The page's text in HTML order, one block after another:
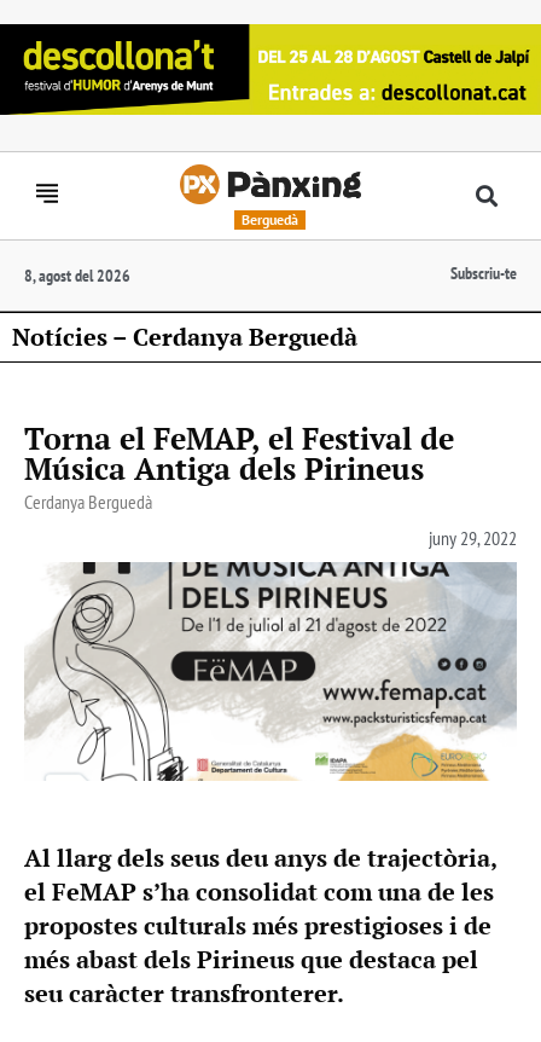
Berguedà
8, agost del 2026 Subscriu-te
Notícies – Cerdanya Berguedà
Torna el FeMAP, el Festival de
Música Antiga dels Pirineus
Cerdanya Berguedà
juny 29, 2022
Al llarg dels seus deu anys de trajectòria,
el FeMAP s’ha consolidat com una de les
propostes culturals més prestigioses i de
més abast dels Pirineus que destaca pel
seu caràcter transfronterer.